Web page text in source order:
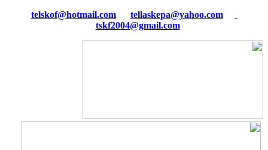
tellaskepa@yahoo.com
tskf2004@gmail.com